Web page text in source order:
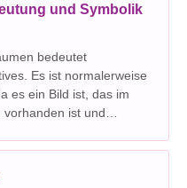
und Symbolik
bedeutet
Es ist normalerweise
es ein Bild ist, das im
ist und
Träume über das